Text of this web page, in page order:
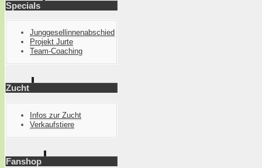
Specials
Junggesellinnenabschied
Projekt Jurte
Team-Coaching
Zucht
Infos zur Zucht
Verkaufstiere
Fanshop